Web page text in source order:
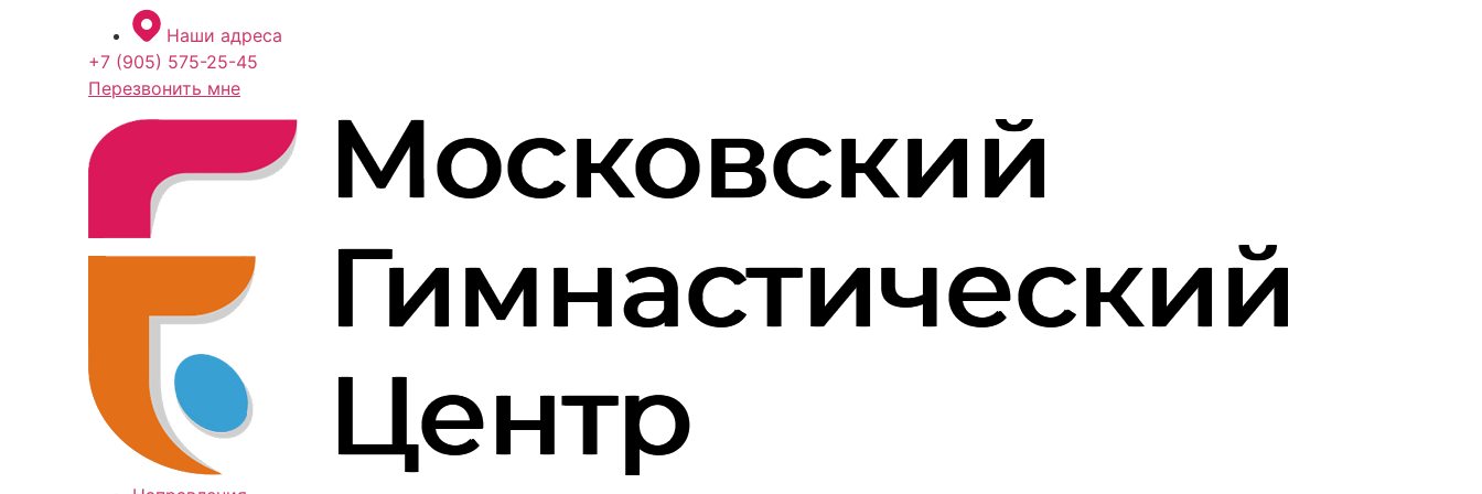
содержимому
Наши адреса
+7 (905) 575-25-45
Перезвонить мне